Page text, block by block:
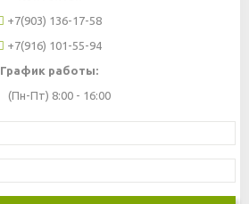
+7(903) 136-17-58
+7(916) 101-55-94
График работы:
(Пн-Пт) 8:00 - 16:00